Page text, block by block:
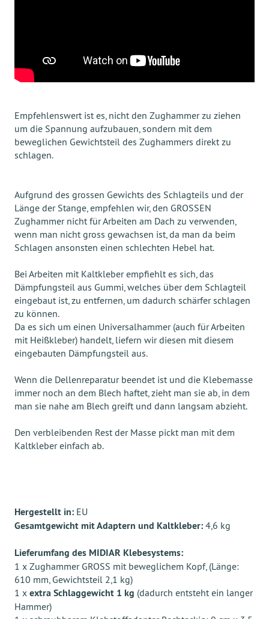
Empfehlenswert ist es, nicht den Zughammer zu ziehen
um die Spannung aufzubauen, sondern mit dem
beweglichen Gewichtsteil des Zughammers direkt zu
schlagen.
Aufgrund des grossen Gewichts des Schlagteils und der
Länge der Stange, empfehlen wir, den GROSSEN
Zughammer nicht für Arbeiten am Dach zu verwenden,
wenn man nicht gross gewachsen ist, da man da beim
Schlagen ansonsten einen schlechten Hebel hat.
Bei Arbeiten mit Kaltkleber empfiehlt es sich, das
Dämpfungsteil aus Gummi, welches über dem Schlagteil
eingebaut ist, zu entfernen, um dadurch schärfer schlagen
zu können.
Da es sich um einen Universalhammer (auch für Arbeiten
mit Heißkleber) handelt, liefern wir diesen mit diesem
eingebauten Dämpfungsteil aus.
Wenn die Dellenreparatur beendet ist und die Klebemasse
immer noch an dem Blech haftet, zieht man sie ab, in dem
man sie nahe am Blech greift und dann langsam abzieht.
Den verbleibenden Rest der Masse pickt man mit dem
Kaltkleber einfach ab.
Hergestellt in: EU
Gesamtgewicht mit Adaptern und Kaltkleber: 4,6 kg
Lieferumfang des MIDIAR Klebesystems:
1 x Zughammer GROSS mit beweglichem Kopf, (Länge:
610 mm, Gewichtsteil 2,1 kg)
1 x extra Schlaggewicht 1 kg (dadurch entsteht ein langer
Hammer)